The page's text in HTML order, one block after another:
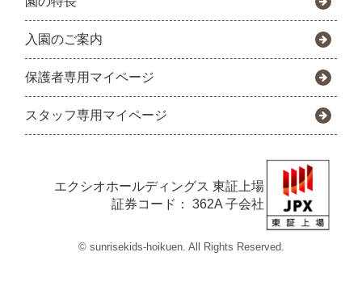
入園のご案内
保護者専用マイページ
スタッフ専用マイページ
エクシオホールディングス 東証上場
証券コード： 362A 子会社
© sunrisekids-hoikuen. All Rights Reserved.